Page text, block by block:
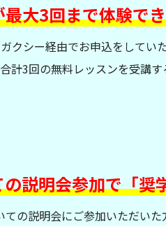
大3回まで体験で
クシー経由でお申込をしてい
計3回の無料レッスンを受講す
説明会参加で「奨
の説明会にご参加いただいた